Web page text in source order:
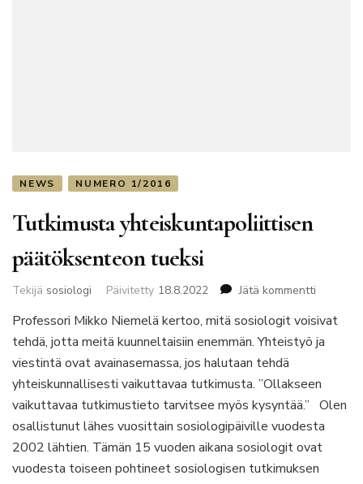
NEWS NUMERO 1/2016
Tutkimusta yhteiskuntapoliittisen
päätöksenteon tueksi
Tekijä sosiologi Päivitetty 18.8.2022 Jätä kommentti
Professori Mikko Niemelä kertoo, mitä sosiologit voisivat
tehdä, jotta meitä kuunneltaisiin enemmän. Yhteistyö ja
viestintä ovat avainasemassa, jos halutaan tehdä
yhteiskunnallisesti vaikuttavaa tutkimusta. ”Ollakseen
vaikuttavaa tutkimustieto tarvitsee myös kysyntää.” Olen
osallistunut lähes vuosittain sosiologipäiville vuodesta
2002 lähtien. Tämän 15 vuoden aikana sosiologit ovat
vuodesta toiseen pohtineet sosiologisen tutkimuksen